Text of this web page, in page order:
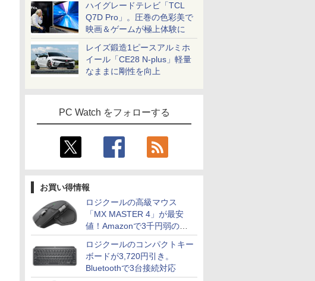
ハイグレードテレビ「TCL
Q7D Pro」。圧巻の色彩美で
映画＆ゲームが極上体験に
レイズ鍛造1ピースアルミホ
イール「CE28 N-plus」軽量
なままに剛性を向上
PC Watch をフォローする
お買い得情報
ロジクールの高級マウス
「MX MASTER 4」が最安
値！Amazonで3千円弱の割
引
ロジクールのコンパクトキー
ボードが3,720円引き。
Bluetoothで3台接続対応